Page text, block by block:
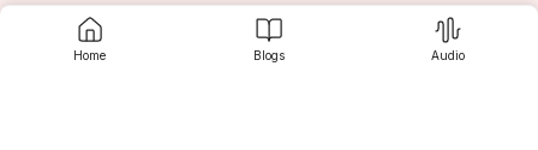
Home Blogs Audio
Srujanee